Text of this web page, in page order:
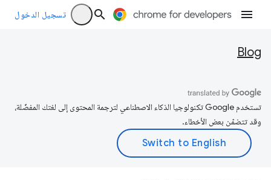
تسجيل الدخول
Blog
تستخدم Google تكنولوجيا الذكاء الاصطناعي لترجمة المحتوى إلى لغتك المفضّلة،
وقد تتضمّن بعض الأخطاء.